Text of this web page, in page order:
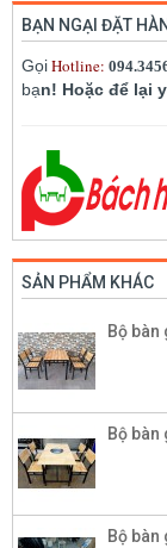
BẠN NGẠI ĐẶT
GọiHotline:
bạn! Hoặc để lại
SẢN PHẨM KHÁC
Bộ bàn
Bộ bàn
Bộ bàn